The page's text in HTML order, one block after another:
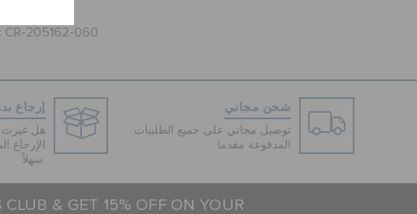
CR-205162-060
شحن مجاني
توصيل مجاني على جميع الطلبيات
المدفوعة مقدما
إرجاع
هل غيرت
الإرجاع
سهلاً.
CLUB & GET 15% OFF ON YOUR